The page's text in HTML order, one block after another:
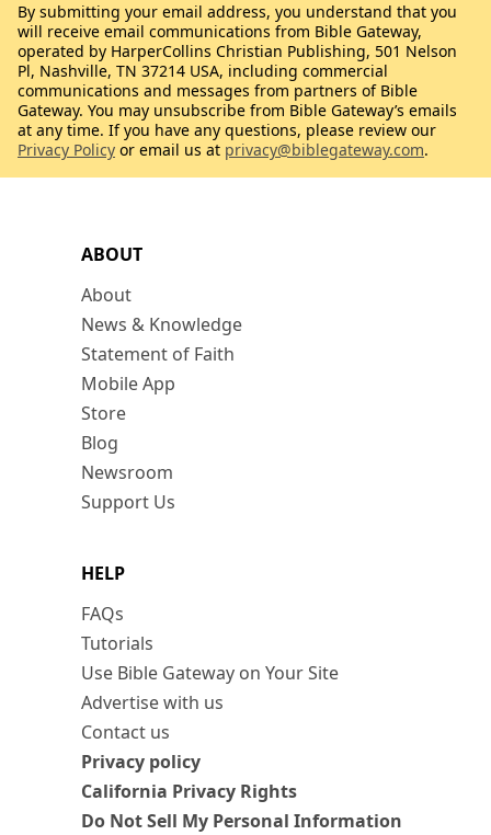
ABOUT
About
News & Knowledge
Statement of Faith
Mobile App
Store
Blog
Newsroom
Support Us
HELP
FAQs
Tutorials
Use Bible Gateway on Your Site
Advertise with us
Contact us
Privacy policy
California Privacy Rights
Do Not Sell My Personal Information
By submitting your email address, you understand that you
will receive email communications from Bible Gateway,
operated by HarperCollins Christian Publishing, 501 Nelson
Pl, Nashville, TN 37214 USA, including commercial
communications and messages from partners of Bible
Gateway. You may unsubscribe from Bible Gateway’s emails
at any time. If you have any questions, please review our
Privacy Policy or email us at privacy@biblegateway.com.